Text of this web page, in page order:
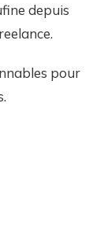
depuis
pour